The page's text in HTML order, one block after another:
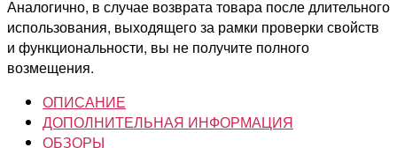
Аналогично, в случае возврата товара после длительного
использования, выходящего за рамки проверки свойств
и функциональности, вы не получите полного
возмещения.
ОПИСАНИЕ
ДОПОЛНИТЕЛЬНАЯ ИНФОРМАЦИЯ
ОБЗОРЫ